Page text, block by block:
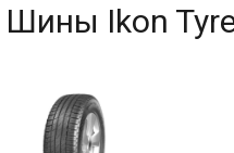
Шины Ikon